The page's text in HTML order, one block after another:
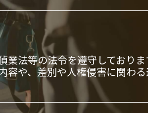
業法等の法令を遵守しており
容や、差別や人権侵害に関わ